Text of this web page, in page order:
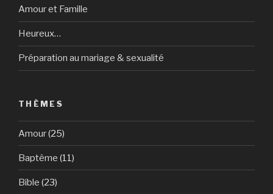
Amour et Famille
Heureux…
Préparation au mariage & sexualité
THÈMES
Amour(25)
Baptême (11)
Bible (23)